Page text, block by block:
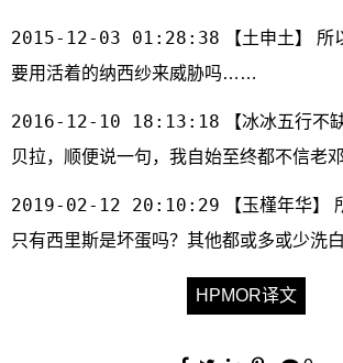
2015-12-03 01:28:38 【土申土】 所
要用活着的纳西纱来威胁吗……
2016-12-10 18:13:18 【冰冰五行不
贝拉，顺便说一句，我自始至终都不信老
2019-02-12 20:10:29 【玉槿年华】
只有西里斯是坏蛋吗？其他都或多或少洗白
HPMOR译文